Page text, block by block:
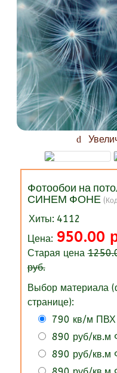
Фотообои на
СИНЕМ ФОНЕ
Хиты: 4112
Цена: 950.00
Старая цена
руб.
Выбор материала
странице):
790 кв/м ПВХ
890 руб/кв.м
890 руб/кв.м